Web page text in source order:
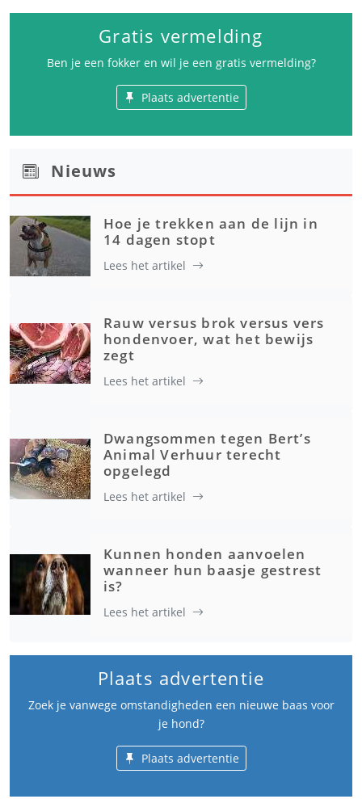
Gratis vermelding
Ben je een fokker en wil je een gratis vermelding?
Plaats advertentie
Nieuws
Hoe je trekken aan de lijn in
14 dagen stopt
Lees het artikel
Rauw versus brok versus vers
hondenvoer, wat het bewijs
zegt
Lees het artikel
Dwangsommen tegen Bert’s
Animal Verhuur terecht
opgelegd
Lees het artikel
Kunnen honden aanvoelen
wanneer hun baasje gestrest
is?
Lees het artikel
Plaats advertentie
Zoek je vanwege omstandigheden een nieuwe baas voor
je hond?
Plaats advertentie